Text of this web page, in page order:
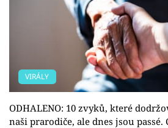
VIRÁLY
ODHALENO: 10 zvyků, které
naši prarodiče, ale dnes jsou passé.